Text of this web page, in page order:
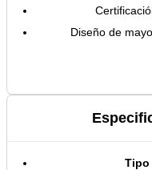
Diseño de
Tipo